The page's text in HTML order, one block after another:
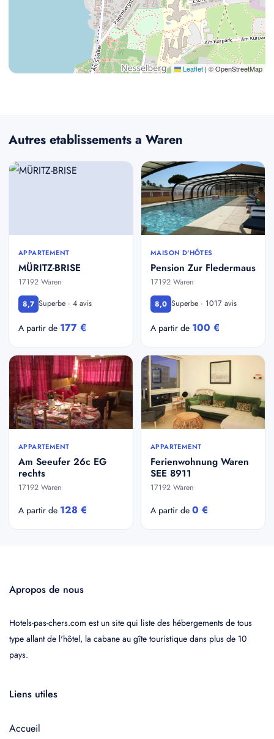
Leaflet | © OpenStreetMap
Autres etablissements a Waren
APPARTEMENT
MÜRITZ-BRISE
17192 Waren
8,7 Superbe · 4 avis
A partir de 177 €
MAISON D'HÔTES
Pension Zur Fledermaus
17192 Waren
8,0 Superbe · 1017 avis
A partir de 100 €
APPARTEMENT
Am Seeufer 26c EG
rechts
17192 Waren
A partir de 128 €
APPARTEMENT
Ferienwohnung Waren
SEE 8911
17192 Waren
A partir de 0 €
Apropos de nous
Hotels-pas-chers.com est un site qui liste des hébergements de tous
type allant de l'hôtel, la cabane au gîte touristique dans plus de 10
pays.
Liens utiles
Accueil